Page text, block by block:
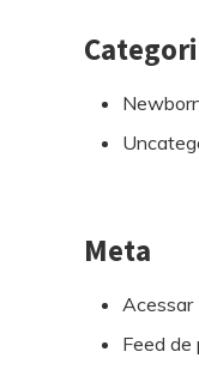
Meta
Acessar
Feed de